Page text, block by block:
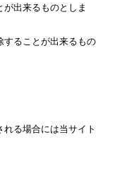
出来るものとしま
することが出来るもの
る場合には当サイト